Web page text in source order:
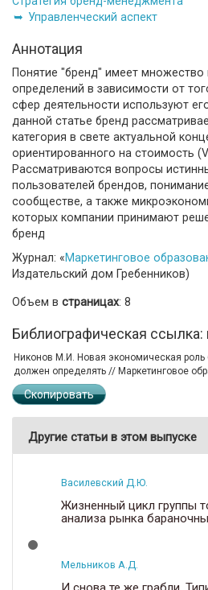
Управленческий аспект
Аннотация
Понятие "бренд" имеет множество
определений в зависимости от
сфер деятельности используют
данной статье бренд
категория в свете актуальной
ориентированного на стоимость
Рассматриваются вопросы
пользователей брендов,
сообществе, а также
которых компании принимают
бренд
Журнал: «Маркетинговое
Издательский дом Гребенников)
Объем в страницах: 8
Библиографическая ссылка:
Скопировать
Другие статьи в этом выпуске
Василевский Д.Ю.
Жизненный цикл группы
анализа рынка
Мельников А.Д.